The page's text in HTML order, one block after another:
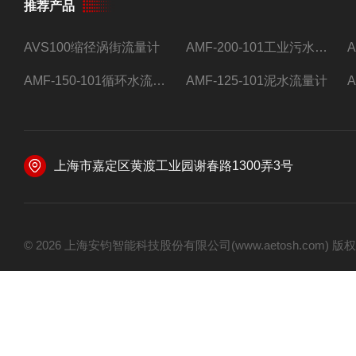
推荐产品
AVS100缩径涡街流量计 AMF-200-101工业污水流量计
AMF-150-101循环水流量计,电磁流量计 AMF-125-101泥水流量计
上海市嘉定区黄渡工业园谢春路1300弄3号
© 2026 上海安钧智能科技股份有限公司(www.aetosh.com) 版